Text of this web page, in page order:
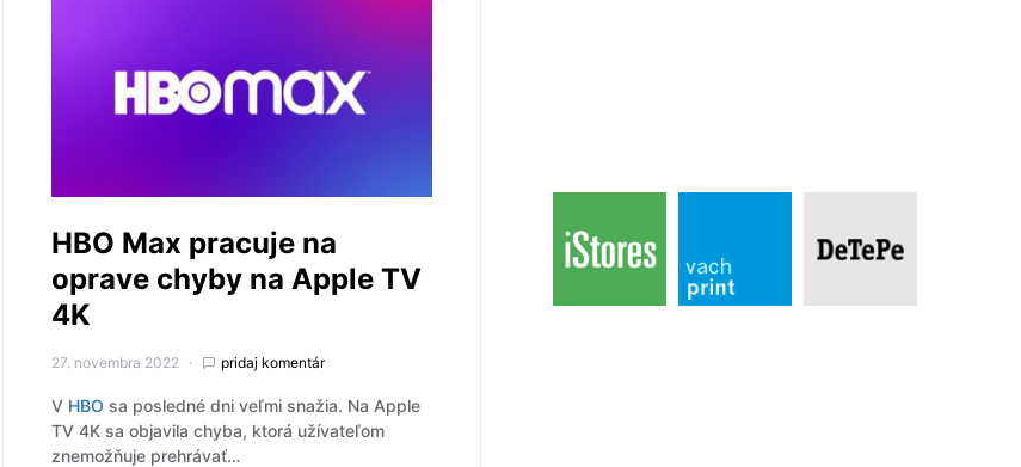
HBO Max pracuje na
oprave chyby na Apple TV
4K
27. novembra 2022 pridaj komentár
V HBO sa posledné dni veľmi snažia. Na Apple
TV 4K sa objavila chyba, ktorá užívateľom
znemožňuje prehrávať…